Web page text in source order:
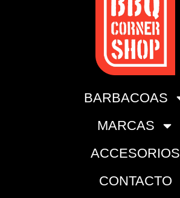
BARBACOAS
MARCAS
ACCESORIOS
CONTACTO